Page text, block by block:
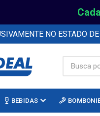
NO ESTADO
BEBIDAS